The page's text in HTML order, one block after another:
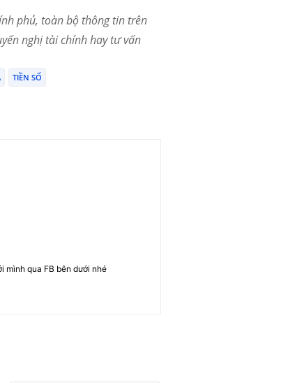
phủ, toàn bộ thông tin trên
nghị tài chính hay tư vấn
TIỀN SỐ
mình qua FB bên dưới nhé